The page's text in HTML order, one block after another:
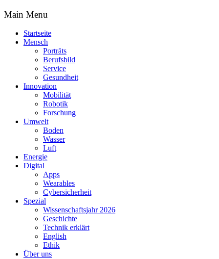
Main Menu
Startseite
Mensch
Porträts
Berufsbild
Service
Gesundheit
Innovation
Mobilität
Robotik
Forschung
Umwelt
Boden
Wasser
Luft
Energie
Digital
Apps
Wearables
Cybersicherheit
Spezial
Wissenschaftsjahr 2026
Geschichte
Technik erklärt
English
Ethik
Über uns